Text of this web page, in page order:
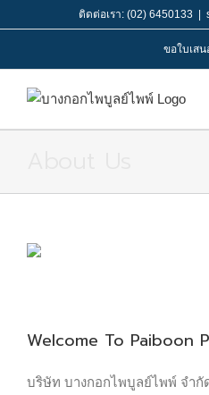
to
ติดต่อเรา: (02) 6450133
ขอใบเสน
Welcome To Paiboon
บริษัท บางกอกไพบูลย์ไพพ์ จำกั